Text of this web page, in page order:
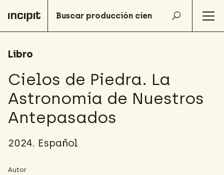
Libro
Cielos de Piedra. La
Astronomía de Nuestros
Antepasados
2024. Español
Autor